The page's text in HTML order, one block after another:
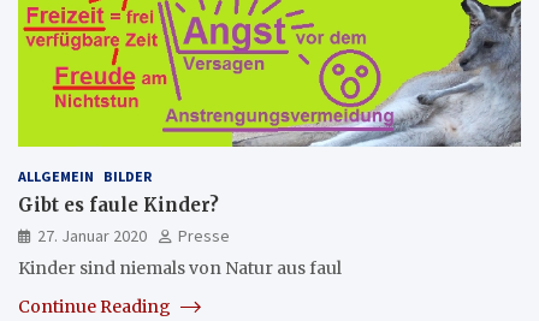
ALLGEMEIN BILDER
Gibt es faule Kinder?
27. Januar 2020
Presse
Kinder sind niemals von Natur aus faul
Continue Reading